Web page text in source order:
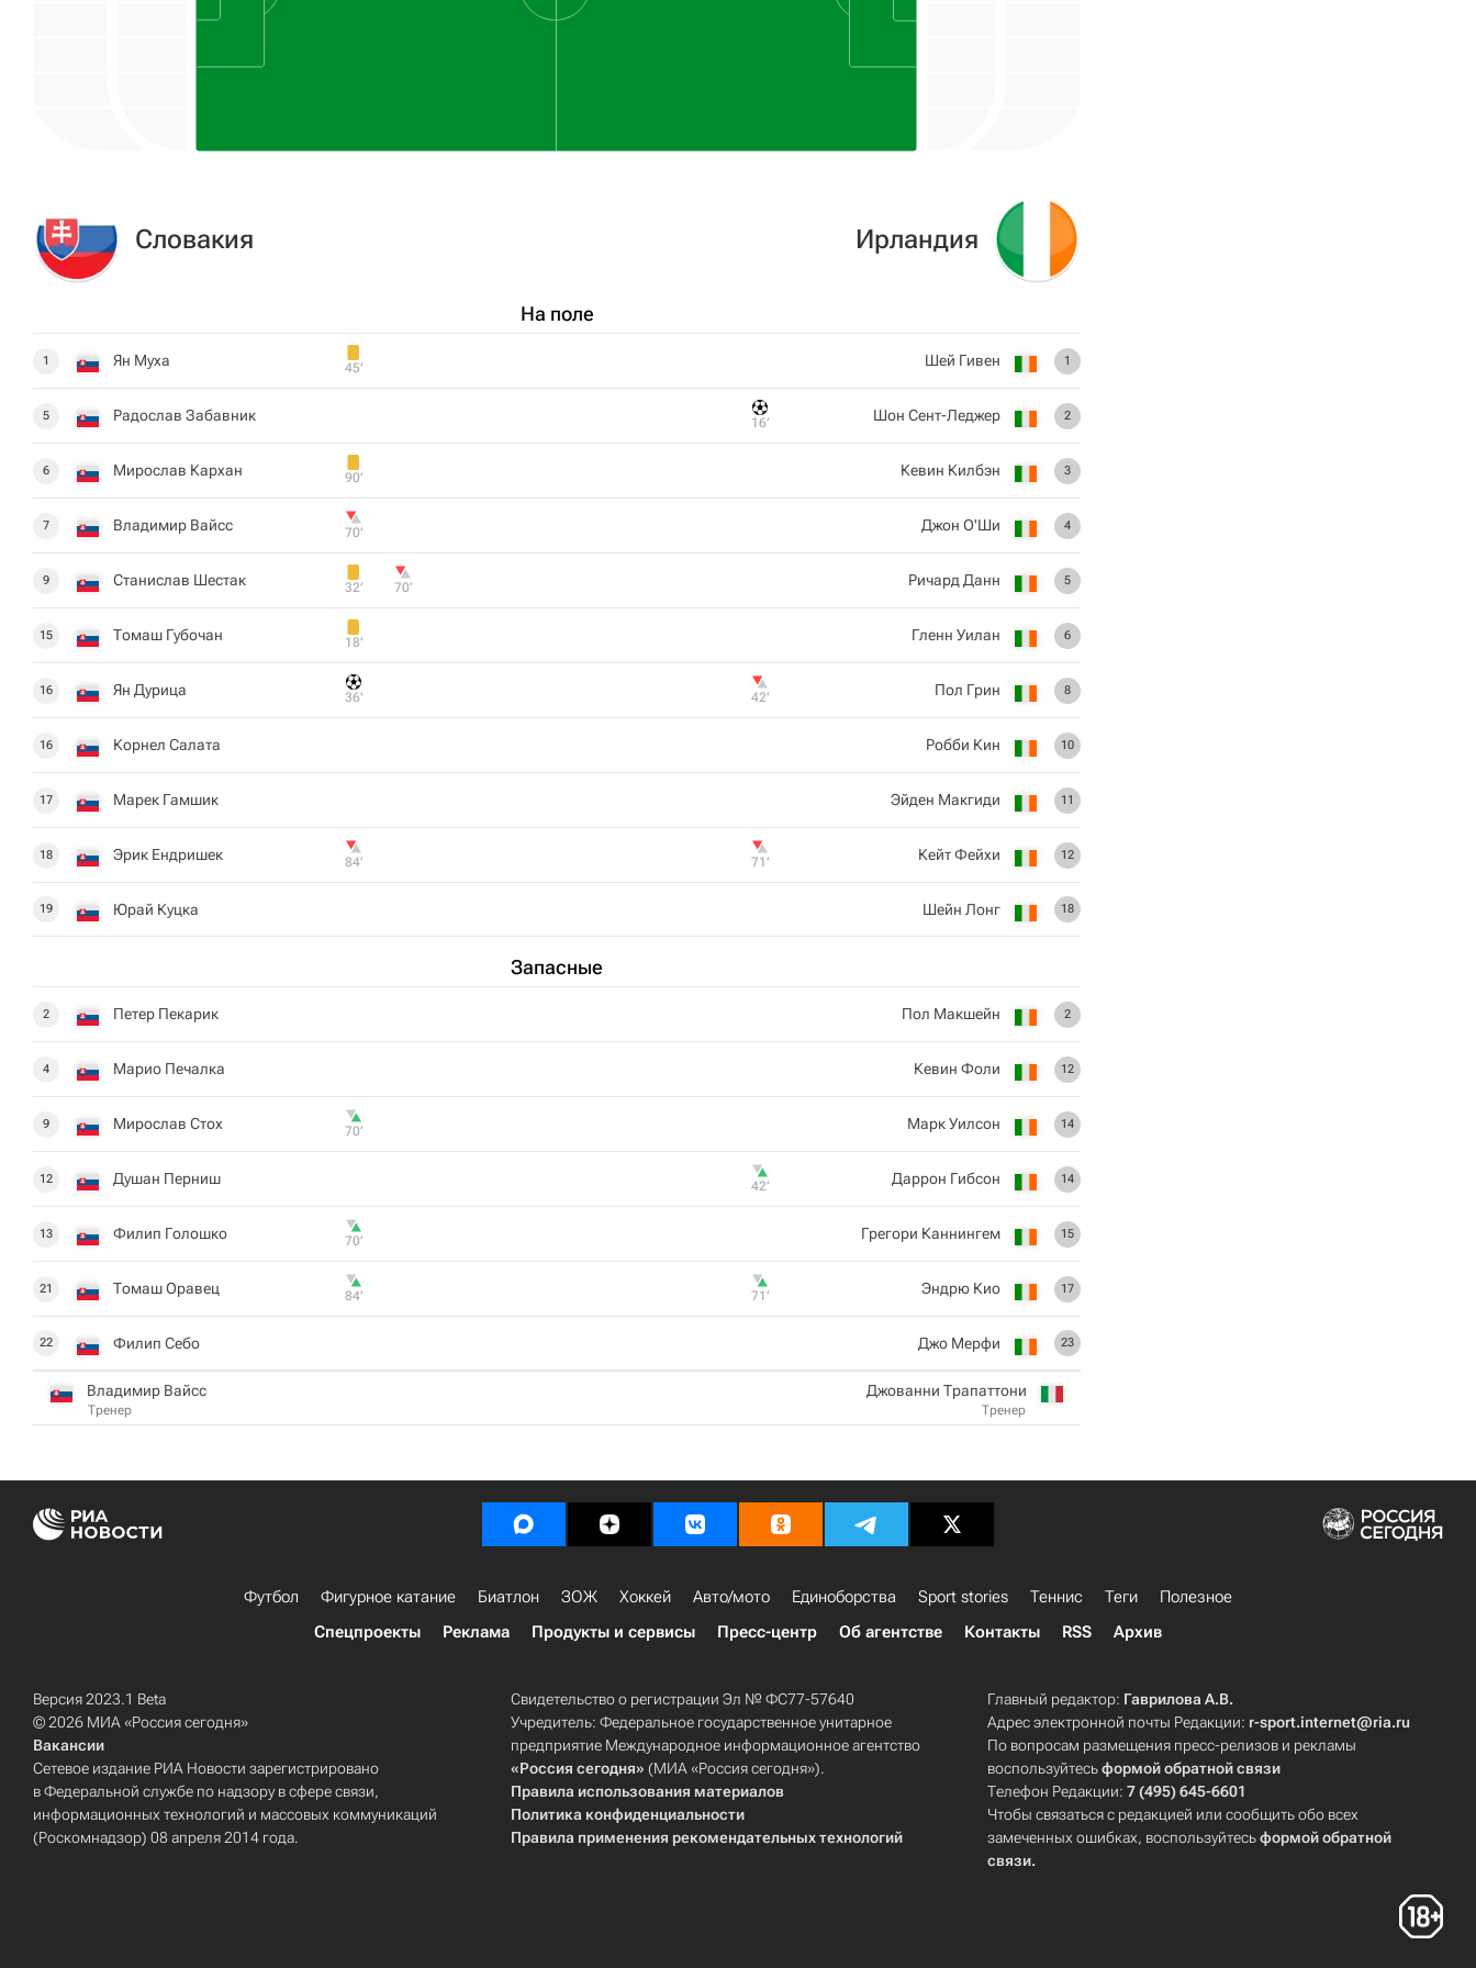
Словакия
На поле
1 Ян Муха 45‎’‎
5 Радослав Забавник
6 Мирослав Кархан 90‎’‎
7 Владимир Вайсс 70‎’‎
9 Станислав Шестак 32‎’‎ 70‎’‎
15 Томаш Губочан 18‎’‎
16 Ян Дурица 36‎’‎
16 Корнел Салата
17 Марек Гамшик
18 Эрик Ендришек 84‎’‎
19 Юрай Куцка
Запасные
2 Петер Пекарик
4 Марио Печалка
9 Мирослав Стох 70‎’‎
12 Душан Перниш
13 Филип Голошко 70‎’‎
21 Томаш Оравец 84‎’‎
22 Филип Себо
Владимир Вайсс
Тренер
Ирландия
1
Шей Гивен
2
Шон Сент-Леджер
16‎’‎
3
Кевин Килбэн
4
Джон О'Ши
5
Ричард Данн
6
Гленн Уилан
8
Пол Грин
42‎’‎
10
Робби Кин
11
Эйден Макгиди
12
Кейт Фейхи
71‎’‎
18
Шейн Лонг
2
Пол Макшейн
12
Кевин Фоли
14
Марк Уилсон
14
Даррон Гибсон
42‎’‎
15
Грегори Каннингем
17
Эндрю Кио
71‎’‎
23
Джо Мерфи
Джованни Трапаттони
Тренер
Футбол Фигурное катание Биатлон ЗОЖ Хоккей Авто/мото Единоборства Sport stories Теннис Теги
Полезное
Спецпроекты
Реклама Продукты и сервисы Пресс-центр Об агентстве Контакты RSS Архив
Версия 2023.1 Beta
© 2026 МИА «Россия сегодня»
Вакансии
Сетевое издание РИА Новости зарегистрировано
в Федеральной службе по надзору в сфере связи,
информационных технологий и массовых коммуникаций
(Роскомнадзор) 08 апреля 2014 года.
Свидетельство о регистрации Эл № ФС77-57640
Учредитель: Федеральное государственное унитарное
предприятие Международное информационное агентство
«Россия сегодня» (МИА «Россия сегодня»).
Правила использования материалов
Политика конфиденциальности
Правила применения рекомендательных технологий
Главный редактор: Гаврилова А.В.
Адрес электронной почты Редакции: r-sport.internet@ria.ru
По вопросам размещения пресс-релизов и рекламы
воспользуйтесьформой обратной связи
Телефон Редакции:7 (495) 645-6601
Чтобы связаться с редакцией или сообщить обо всех
замеченных ошибках, воспользуйтесьформой обратной
связи.